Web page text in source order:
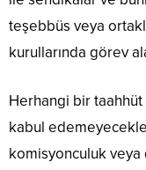
teşebbüs veya
kurullarında görev
Herhangi bir
kabul
komisyonculuk veya